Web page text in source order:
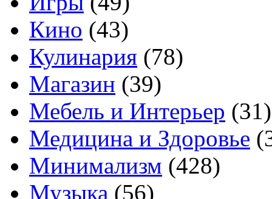
Кино (43)
Кулинария (78)
Магазин (39)
Мебель и Интерьер (31)
Медицина и Здоровье
Минимализм (428)
Музыка (56)